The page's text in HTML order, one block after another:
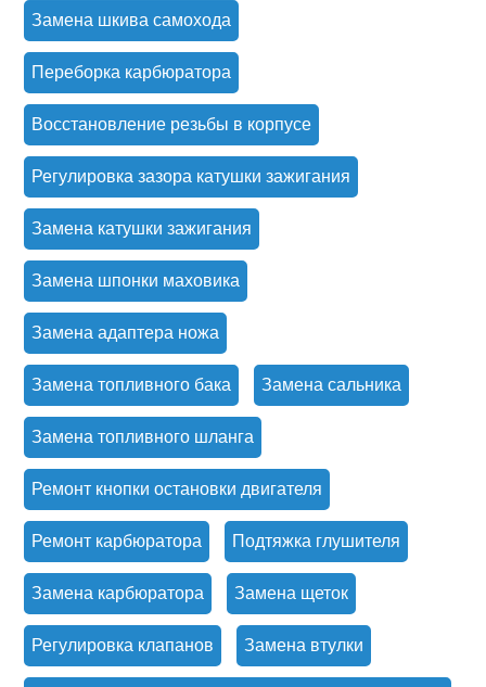
Замена шкива самохода
Переборка карбюратора
Восстановление резьбы в корпусе
Регулировка зазора катушки зажигания
Замена катушки зажигания
Замена шпонки маховика
Замена адаптера ножа
Замена топливного бака Замена сальника
Замена топливного шланга
Ремонт кнопки остановки двигателя
Ремонт карбюратора Подтяжка глушителя
Замена карбюратора Замена щеток
Регулировка клапанов Замена втулки